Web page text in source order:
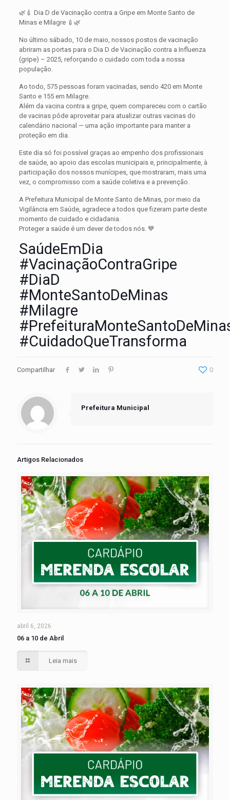
🌿💉 Dia D de Vacinação contra a Gripe em Monte Santo de
Minas e Milagre 💉🌿
No último sábado, 10 de maio, nossos postos de vacinação
abriram as portas para o Dia D de Vacinação contra a Influenza
(gripe) – 2025, reforçando o cuidado com toda a nossa
população.
Ao todo, 575 pessoas foram vacinadas, sendo 420 em Monte
Santo e 155 em Milagre.
Além da vacina contra a gripe, quem compareceu com o cartão
de vacinas pôde aproveitar para atualizar outras vacinas do
calendário nacional — uma ação importante para manter a
proteção em dia.
Este dia só foi possível graças ao empenho dos profissionais
de saúde, ao apoio das escolas municipais e, principalmente, à
participação dos nossos munícipes, que mostraram, mais uma
vez, o compromisso com a saúde coletiva e a prevenção.
A Prefeitura Municipal de Monte Santo de Minas, por meio da
Vigilância em Saúde, agradece a todos que fizeram parte deste
momento de cuidado e cidadania.
Proteger a saúde é um dever de todos nós. 💙
SaúdeEmDia
#VacinaçãoContraGripe
#DiaD
#MonteSantoDeMinas
#Milagre
#CuidadoQueTransforma
Compartilhar 0
Prefeitura Municipal
Artigos Relacionados
abril 6, 2026
06 a 10 de Abril
Leia mais